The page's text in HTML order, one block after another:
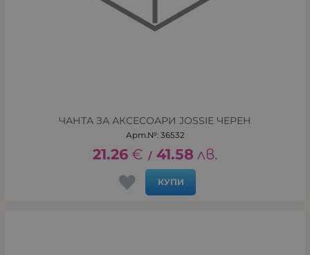
ЧАНТА ЗА АКСЕСОАРИ JOSSIE ЧЕРЕН
Арт.№: 36532
21.26 € / 41.58 лв.
КУПИ